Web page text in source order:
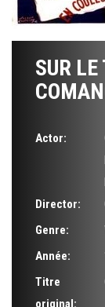
SUR
Actor:
Director:
Genre:
Année:
Titre
original: